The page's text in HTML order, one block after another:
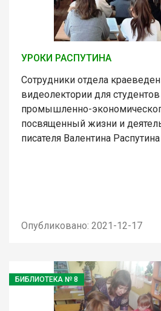
УРОКИ РАСПУТИНА
Сотрудники отдела
видеолектории для
промышленно-
посвященный жизни и
писателя Валентина Распутина
Опубликовано: 2021-12-17
БИБЛИОТЕКА № 8